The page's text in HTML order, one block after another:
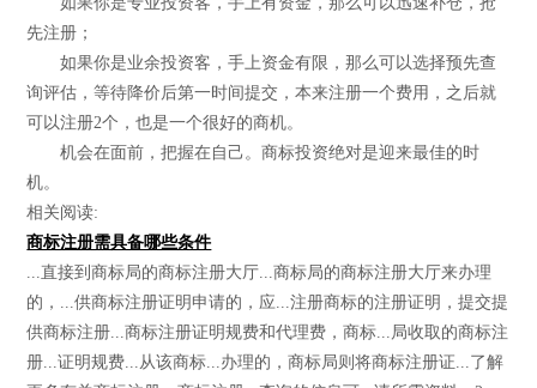
先注册；
如果你是业余投资客，手上资金有限，那么可以选择预先查
询评估，等待降价后第一时间提交，本来注册一个费用，之后就
可以注册2个，也是一个很好的商机。
机会在面前，把握在自己。商标投资绝对是迎来最佳的时
机。
相关阅读:
商标注册需具备哪些条件
...直接到商标局的商标注册大厅...商标局的商标注册大厅来办理
的，...供商标注册证明申请的，应...注册商标的注册证明，提交提
供商标注册...商标注册证明规费和代理费，商标...局收取的商标注
册...证明规费...从该商标...办理的，商标局则将商标注册证...了解